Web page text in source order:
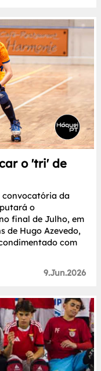
o 'tri' de
da
o
final de Julho, em
de Hugo Azevedo,
com
9.Jun.2026